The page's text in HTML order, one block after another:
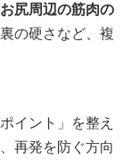
お尻周辺の筋肉の
の硬さなど、複
イント」を整え
再発を防ぐ方向